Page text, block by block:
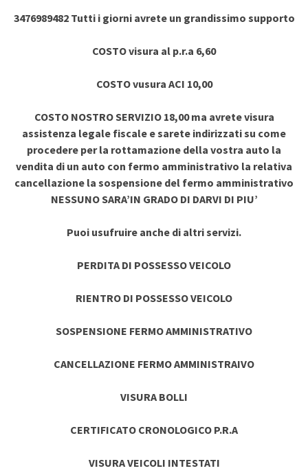
3476989482 Tutti i giorni avrete un grandissimo supporto
COSTO visura al p.r.a 6,60
COSTO vusura ACI 10,00
COSTO NOSTRO SERVIZIO 18,00 ma avrete visura
assistenza legale fiscale e sarete indirizzati su come
procedere per la rottamazione della vostra auto la
vendita di un auto con fermo amministrativo la relativa
cancellazione la sospensione del fermo amministrativo
NESSUNO SARA’IN GRADO DI DARVI DI PIU’
Puoi usufruire anche di altri servizi.
PERDITA DI POSSESSO VEICOLO
RIENTRO DI POSSESSO VEICOLO
SOSPENSIONE FERMO AMMINISTRATIVO
CANCELLAZIONE FERMO AMMINISTRAIVO
VISURA BOLLI
CERTIFICATO CRONOLOGICO P.R.A
VISURA VEICOLI INTESTATI